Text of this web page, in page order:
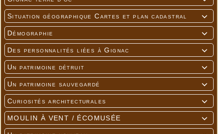

Situation géographique Cartes et plan cadastral

Démographie

Des personnalités liées à Gignac

Un patrimoine détruit

Un patrimoine sauvegardé

Curiosités architecturales

MOULIN À VENT / ÉCOMUSÉE